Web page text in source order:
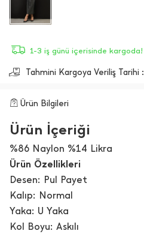
1-3 iş günü içerisinde kargoda!
Tahmini Kargoya Veriliş Tarihi :
Ürün Bilgileri
Ürün İçeriği
%86 Naylon %14 Likra
Ürün Özellikleri
Desen: Pul Payet
Kalıp: Normal
Yaka: U Yaka
Kol Boyu: Askılı